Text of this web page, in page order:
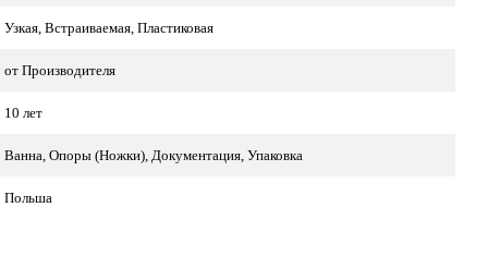
Узкая, Встраиваемая, Пластиковая
от Производителя
10 лет
Ванна, Опоры (Ножки), Документация, Упаковка
Польша